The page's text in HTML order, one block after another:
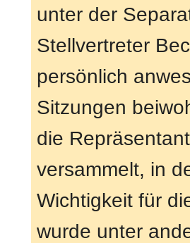
unter der
Stellvertreter
persönlich
Sitzungen
die
versammelt, in
Wichtigkeit für
wurde unter